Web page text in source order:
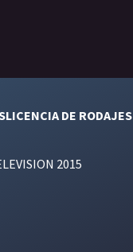
LICENCIA DE RODAJES
2015